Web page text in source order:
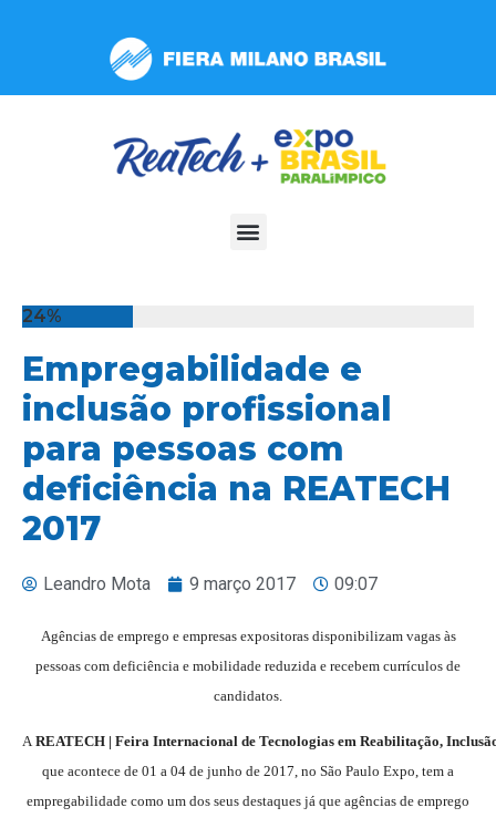
inclui
24%
Empregabilidade e
inclusão profissional
para pessoas com
deficiência na REATECH
2017
Leandro Mota 9 março 2017 09:07
Agências de emprego e empresas expositoras disponibilizam vagas às
pessoas com deficiência e mobilidade reduzida e recebem currículos de
candidatos.
AREATECH | Feira Internacional de Tecnologias em Reabilitação,
que acontece de 01 a 04 de junho de 2017, no São Paulo Expo, tem a
empregabilidade como um dos seus destaques já que agências de emprego